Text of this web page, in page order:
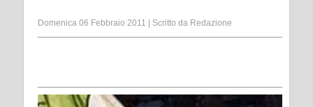
Domenica 06 Febbraio 2011 Scritto da Redazione